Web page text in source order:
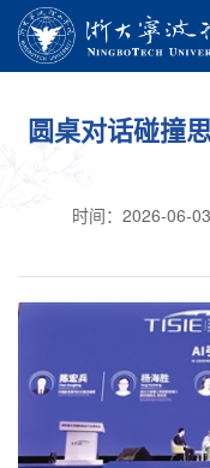
圆桌对话碰撞
时间：2026-06-03